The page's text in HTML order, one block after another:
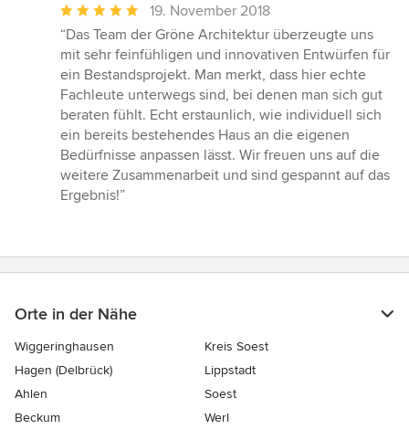
Durchschnittliche
Bewertung:
5
von
5
Sternen
19. November 2018
“Das Team der Gröne Architektur überzeugte uns
mit sehr feinfühligen und innovativen Entwürfen für
ein Bestandsprojekt. Man merkt, dass hier echte
Fachleute unterwegs sind, bei denen man sich gut
beraten fühlt. Echt erstaunlich, wie individuell sich
ein bereits bestehendes Haus an die eigenen
Bedürfnisse anpassen lässt. Wir freuen uns auf die
weitere Zusammenarbeit und sind gespannt auf das
Ergebnis!”
Orte in der Nähe
Wiggeringhausen
Kreis Soest
Hagen (Delbrück)
Lippstadt
Ahlen
Soest
Beckum
Werl